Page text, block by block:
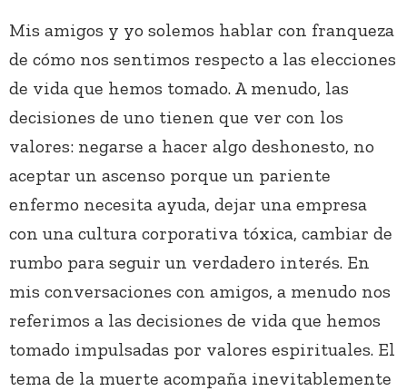
Mis amigos y yo solemos hablar con franqueza
de cómo nos sentimos respecto a las elecciones
de vida que hemos tomado. A menudo, las
decisiones de uno tienen que ver con los
valores: negarse a hacer algo deshonesto, no
aceptar un ascenso porque un pariente
enfermo necesita ayuda, dejar una empresa
con una cultura corporativa tóxica, cambiar de
rumbo para seguir un verdadero interés. En
mis conversaciones con amigos, a menudo nos
referimos a las decisiones de vida que hemos
tomado impulsadas por valores espirituales. El
tema de la muerte acompaña inevitablemente